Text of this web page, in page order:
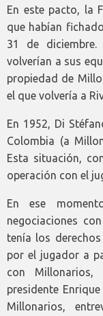
En este pacto, la
que habían
31 de
volverían a sus
propiedad de
el que volvería a
En 1952, Di
Colombia (a
Esta situación,
operación con el
En ese
negociaciones
tenía los
por el jugador a
con
presidente
Millonarios,